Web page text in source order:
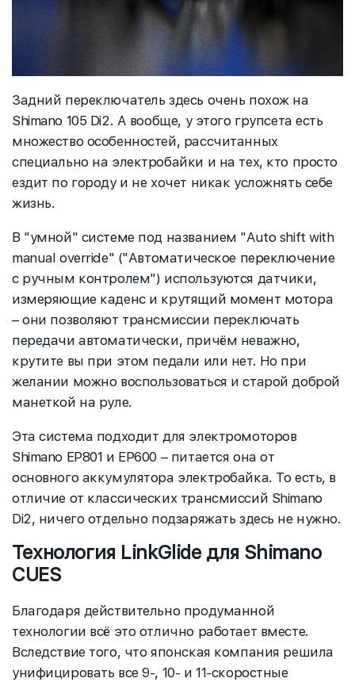
Задний переключатель здесь очень похож на
Shimano 105 Di2. А вообще, у этого групсета есть
множество особенностей, рассчитанных
специально на электробайки и на тех, кто просто
ездит по городу и не хочет никак усложнять себе
жизнь.
В "умной" системе под названием "Auto shift with
manual override" ("Автоматическое переключение
с ручным контролем") используются датчики,
измеряющие каденс и крутящий момент мотора
– они позволяют трансмиссии переключать
передачи автоматически, причём неважно,
крутите вы при этом педали или нет. Но при
желании можно воспользоваться и старой доброй
манеткой на руле.
Эта система подходит для электромоторов
Shimano EP801 и EP600 – питается она от
основного аккумулятора электробайка. То есть, в
отличие от классических трансмиссий Shimano
Di2, ничего отдельно подзаряжать здесь не нужно.
Технология LinkGlide для Shimano
CUES
Благодаря действительно продуманной
технологии всё это отлично работает вместе.
Вследствие того, что японская компания решила
унифицировать все 9-, 10- и 11-скоростные